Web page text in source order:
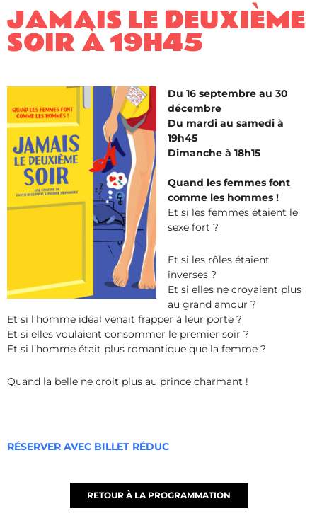
JAMAIS LE DEUXIÈME
SOIR À 19H45
Du 16 septembre au 30
décembre
Du mardi au samedi à
19h45
Dimanche à 18h15
Quand les femmes font
comme les hommes !
Et si les femmes étaient le
sexe fort ?
Et si les rôles étaient
inverses ?
Et si elles ne croyaient plus
au grand amour ?
Et si l’homme idéal venait frapper à leur porte ?
Et si elles voulaient consommer le premier soir ?
Et si l’homme était plus romantique que la femme ?
Quand la belle ne croit plus au prince charmant !
RÉSERVER AVEC BILLET RÉDUC
RETOUR À LA PROGRAMMATION